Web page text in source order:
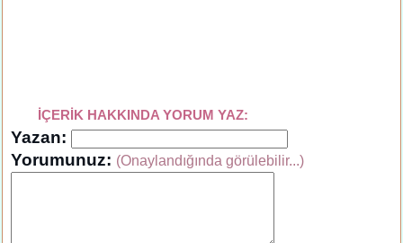
İÇERİK HAKKINDA YORUM YAZ:
Yazan:
Yorumunuz: (Onaylandığında görülebilir...)